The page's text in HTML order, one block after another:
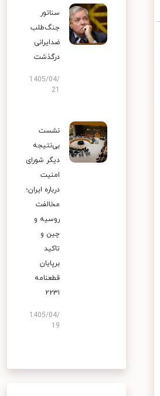
سناتور
جنگ‌طلب
ضدایرانی
درگذشت
1405/04/
نشست
بی‌نتیجه
دیگر شورای
امنیت
درباره ایران؛
مخالفت
روسیه و
چین و
تاکید
برپایان
قطعنامه
۲۲۳۱
1405/04/
19